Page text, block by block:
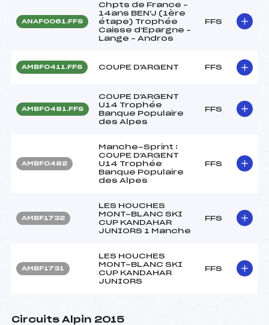
ANAF0061.FFS
Chpts de France –
14ans BEN'J (1ère
étape) Trophée
Caisse d'Epargne –
Lange – Andros
FFS
AMBF0411.FFS COUPE D'ARGENT FFS
AMBF0481.FFS
COUPE D'ARGENT
U14 Trophée
Banque Populaire
des Alpes
FFS
AMBF0482
Manche-Sprint :
COUPE D'ARGENT
U14 Trophée
Banque Populaire
des Alpes
FFS
AMBF1732
LES HOUCHES
MONT-BLANC SKI
CUP KANDAHAR
JUNIORS 1 Manche
FFS
AMBF1731
LES HOUCHES
MONT-BLANC SKI
CUP KANDAHAR
JUNIORS
FFS
Circuits Alpin 2015